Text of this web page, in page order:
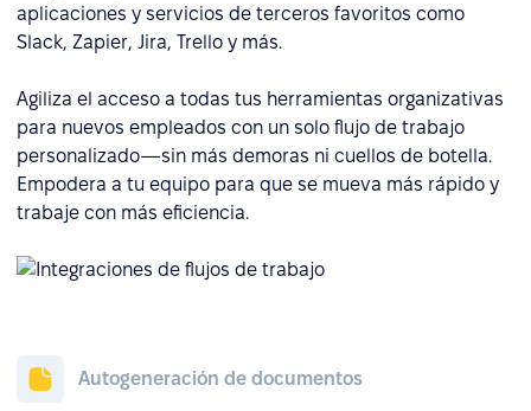
aplicaciones y servicios de terceros favoritos como
Slack, Zapier, Jira, Trello y más.
Agiliza el acceso a todas tus herramientas organizativas
para nuevos empleados con un solo flujo de trabajo
personalizado—sin más demoras ni cuellos de botella.
Empodera a tu equipo para que se mueva más rápido y
trabaje con más eficiencia.
Autogeneración de documentos